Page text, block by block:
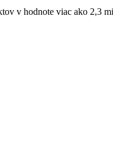
v hodnote viac ako 2,3